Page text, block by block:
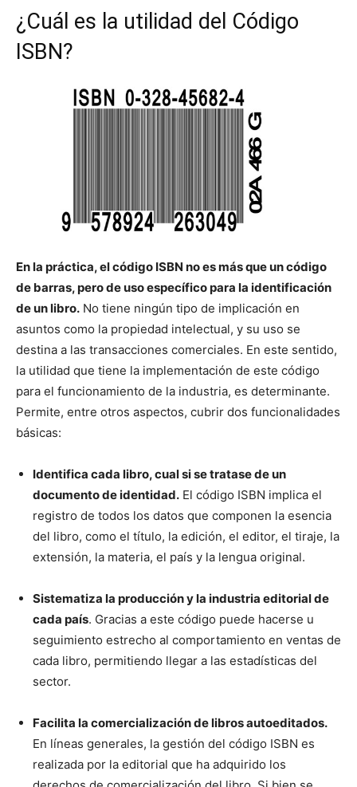
¿Cuál es la utilidad del Código
ISBN?
En la práctica, el código ISBN no es más que un código
de barras, pero de uso específico para la identificación
de un libro. No tiene ningún tipo de implicación en
asuntos como la propiedad intelectual, y su uso se
destina a las transacciones comerciales. En este sentido,
la utilidad que tiene la implementación de este código
para el funcionamiento de la industria, es determinante.
Permite, entre otros aspectos, cubrir dos funcionalidades
básicas:
Identifica cada libro, cual si se tratase de un
documento de identidad. El código ISBN implica el
registro de todos los datos que componen la esencia
del libro, como el título, la edición, el editor, el tiraje, la
extensión, la materia, el país y la lengua original.
Sistematiza la producción y la industria editorial de
cada país. Gracias a este código puede hacerse u
seguimiento estrecho al comportamiento en ventas de
cada libro, permitiendo llegar a las estadísticas del
sector.
Facilita la comercialización de libros autoeditados.
En líneas generales, la gestión del código ISBN es
realizada por la editorial que ha adquirido los